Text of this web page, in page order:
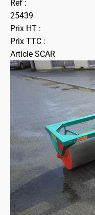
Ref :
25439
Prix HT :
Prix TTC :
Article SCAR